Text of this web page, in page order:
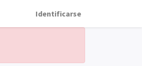
Identificarse